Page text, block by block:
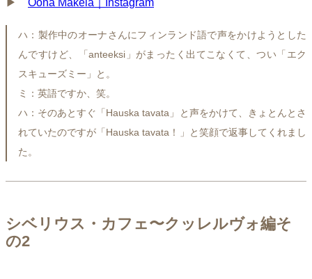
▶︎ Oona Mäkelä｜Instagram
ハ：製作中のオーナさんにフィンランド語で声をかけようとした
んですけど、「anteeksi」がまったく出てこなくて、つい「エク
スキューズミー」と。
ミ：英語ですか、笑。
ハ：そのあとすぐ「Hauska tavata」と声をかけて、きょとんとさ
れていたのですが「Hauska tavata！」と笑顔で返事してくれまし
た。
シベリウス・カフェ〜クッレルヴォ編そ
の2